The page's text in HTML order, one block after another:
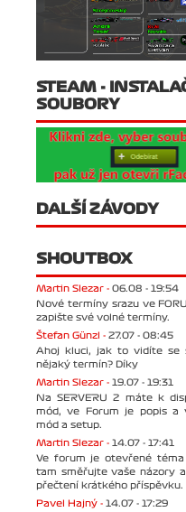
STEAM -
SOUBORY
DALŠÍ ZÁVODY
SHOUTBOX
Martin Slezar - 06.08 - 19:54
Nové termíny srazu ve
zapište své volné termíny.
Štefan Günzl - 27.07 - 08:45
Ahoj kluci, jak to vidíte se
nějaký termín? Díky
Martin Slezar - 19.07 - 19:31
Na SERVERU 2 máte k
mód, ve Forum je popis a
mód a setup.
Martin Slezar - 14.07 - 17:41
Ve forum je otevřené téma
tam směřujte vaše názory
přečtení krátkého příspěvku.
Pavel Hajný - 14.07 - 17:29